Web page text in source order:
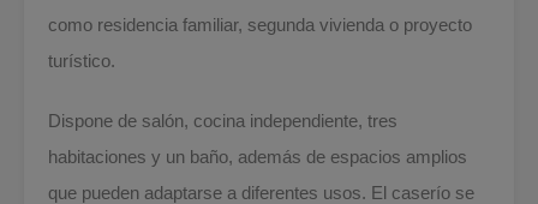
como residencia familiar, segunda vivienda o proyecto
turístico.
Dispone de salón, cocina independiente, tres
habitaciones y un baño, además de espacios amplios
que pueden adaptarse a diferentes usos. El caserío se